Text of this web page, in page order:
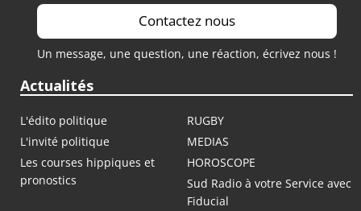
Contactez nous
Un message, une question, une réaction, écrivez nous !
Actualités
L'édito politique
RUGBY
L'invité politique
MEDIAS
Les courses hippiques et
pronostics
HOROSCOPE
Sud Radio à votre Service avec
Fiducial